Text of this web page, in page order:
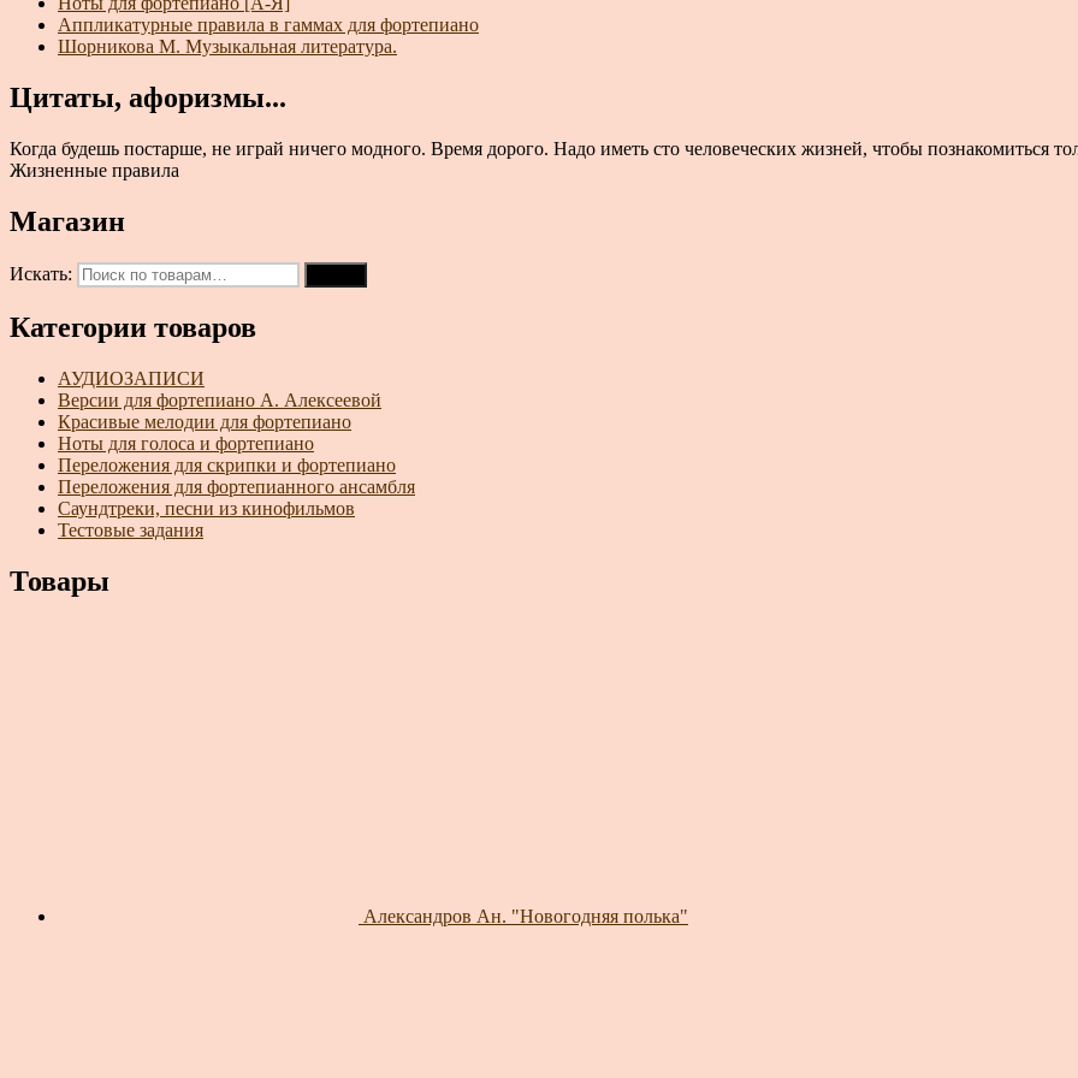
Аппликатурные правила в гаммах для фортепиано
Шорникова М. Музыкальная литература.
Цитаты, афоризмы...
Когда будешь постарше, не играй ничего модного. Время дорого. Надо иметь сто человеческих жизней, чтобы познакомиться
Жизненные правила
Магазин
Искать:
Категории товаров
АУДИОЗАПИСИ
Версии для фортепиано А. Алексеевой
Красивые мелодии для фортепиано
Ноты для голоса и фортепиано
Переложения для скрипки и фортепиано
Переложения для фортепианного ансамбля
Саундтреки, песни из кинофильмов
Тестовые задания
Товары
Александров Ан. "Новогодняя полька"